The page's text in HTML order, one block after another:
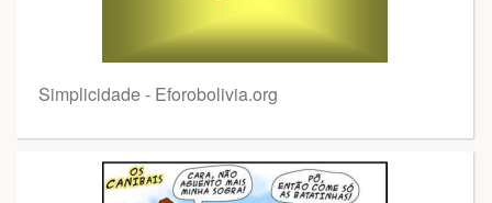
Simplicidade - Eforobolivia.org